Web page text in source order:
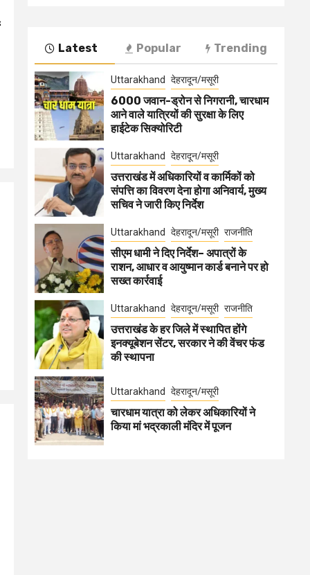
Latest Popular Trending
Uttarakhand देहरादून/मसूरी
6000 जवान-ड्रोन से निगरानी, चारधाम
आने वाले यात्रियों की सुरक्षा के लिए
हाईटेक सिक्योरिटी
Uttarakhand देहरादून/मसूरी
उत्तराखंड में अधिकारियों व कार्मिकों को
संपत्ति का विवरण देना होगा अनिवार्य, मुख्य
सचिव ने जारी किए निर्देश
Uttarakhand देहरादून/मसूरी राजनीति
सीएम धामी ने दिए निर्देश– अपात्रों के
राशन, आधार व आयुष्मान कार्ड बनाने पर हो
सख्त कार्रवाई
Uttarakhand देहरादून/मसूरी राजनीति
उत्तराखंड के हर जिले में स्थापित होंगे
इनक्यूबेशन सेंटर, सरकार ने की वेंचर फंड
की स्थापना
Uttarakhand देहरादून/मसूरी
चारधाम यात्रा को लेकर अधिकारियों ने
किया मां भद्रकाली मंदिर में पूजन